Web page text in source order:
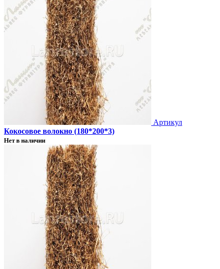
Артикул
Кокосовое волокно (180*200*3)
Нет в наличии